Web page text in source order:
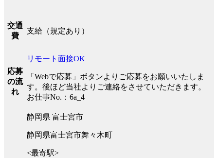
交通
費
支給（規定あり）
応募
の流
れ
リモート面接OK
「Webで応募」ボタンよりご応募をお願いいたしま
す。後ほど当社よりご連絡をさせていただきます。
お仕事No.：6a_4
静岡県 富士宮市
静岡県富士宮市舞々木町
<最寄駅>